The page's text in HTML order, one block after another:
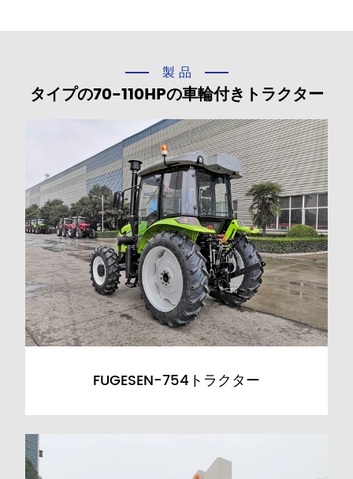
製品
タイプの70-110HPの車輪付きトラクター
FUGESEN-754トラクター